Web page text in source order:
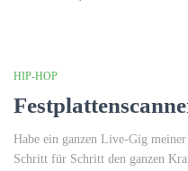
HIP-HOP
Habe ein ganzen Live-Gig
Schritt für Schritt den ganzen